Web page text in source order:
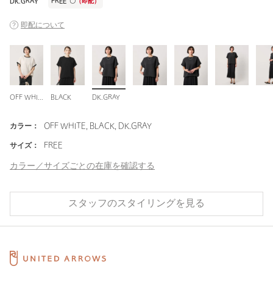
DK.GRAY FREE 〇（即配）
即配について
BLACK DK.GRAY
カラー： OFF WHITE, BLACK, DK.GRAY
サイズ： FREE
カラー／サイズごとの在庫を確認する
スタッフのスタイリングを見る